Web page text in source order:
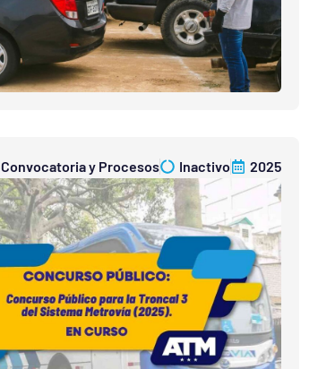
Convocatoria y Procesos Inactivo 2025